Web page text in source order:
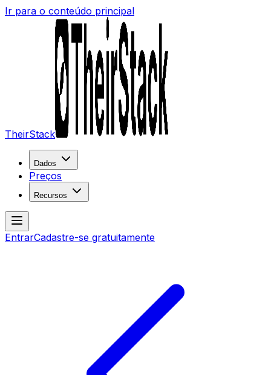
Ir para o conteúdo principal
TheirStack
Dados
Preços
Recursos
EntrarCadastre-se gratuitamente